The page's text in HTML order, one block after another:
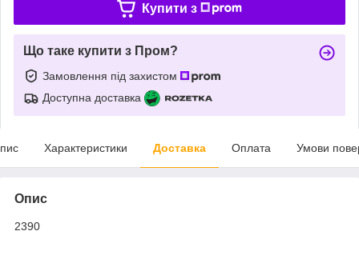
Купити з
Що таке купити з Пром?
Замовлення під захистом
Доступна доставка
Характеристики Доставка Оплата Умови
Опис
2390